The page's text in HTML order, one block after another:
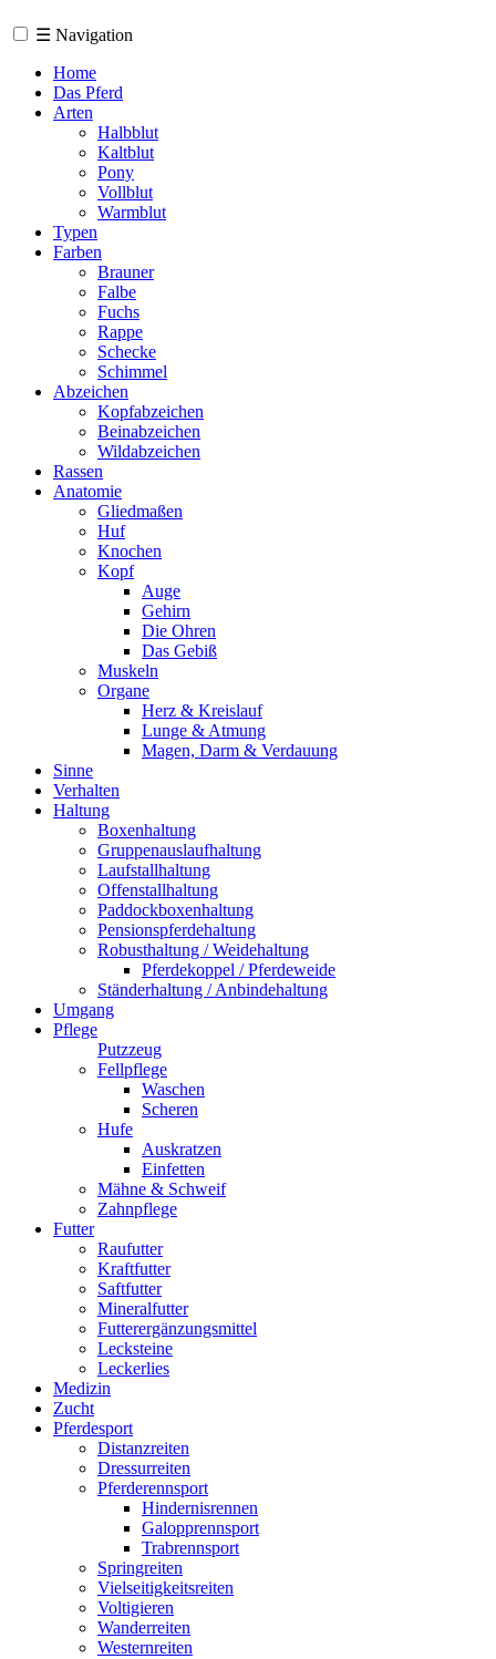
☰ Navigation
Home
Das Pferd
Arten
Halbblut
Kaltblut
Pony
Vollblut
Warmblut
Typen
Farben
Brauner
Falbe
Fuchs
Rappe
Schecke
Schimmel
Abzeichen
Kopfabzeichen
Beinabzeichen
Wildabzeichen
Rassen
Anatomie
Gliedmaßen
Huf
Knochen
Kopf
Auge
Gehirn
Die Ohren
Das Gebiß
Muskeln
Organe
Herz & Kreislauf
Lunge & Atmung
Magen, Darm & Verdauung
Sinne
Verhalten
Haltung
Boxenhaltung
Gruppenauslaufhaltung
Laufstallhaltung
Offenstallhaltung
Paddockboxenhaltung
Pensionspferdehaltung
Robusthaltung / Weidehaltung
Pferdekoppel / Pferdeweide
Ständerhaltung / Anbindehaltung
Umgang
Pflege
Putzzeug
Fellpflege
Waschen
Scheren
Hufe
Auskratzen
Einfetten
Mähne & Schweif
Zahnpflege
Futter
Raufutter
Kraftfutter
Saftfutter
Mineralfutter
Futterergänzungsmittel
Lecksteine
Leckerlies
Medizin
Zucht
Pferdesport
Distanzreiten
Dressurreiten
Pferderennsport
Hindernisrennen
Galopprennsport
Trabrennsport
Springreiten
Vielseitigkeitsreiten
Voltigieren
Wanderreiten
Westernreiten